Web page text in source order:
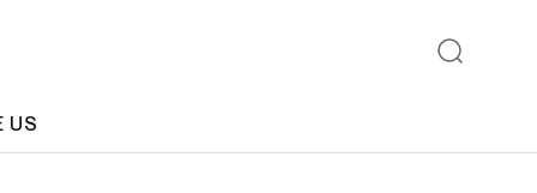
US